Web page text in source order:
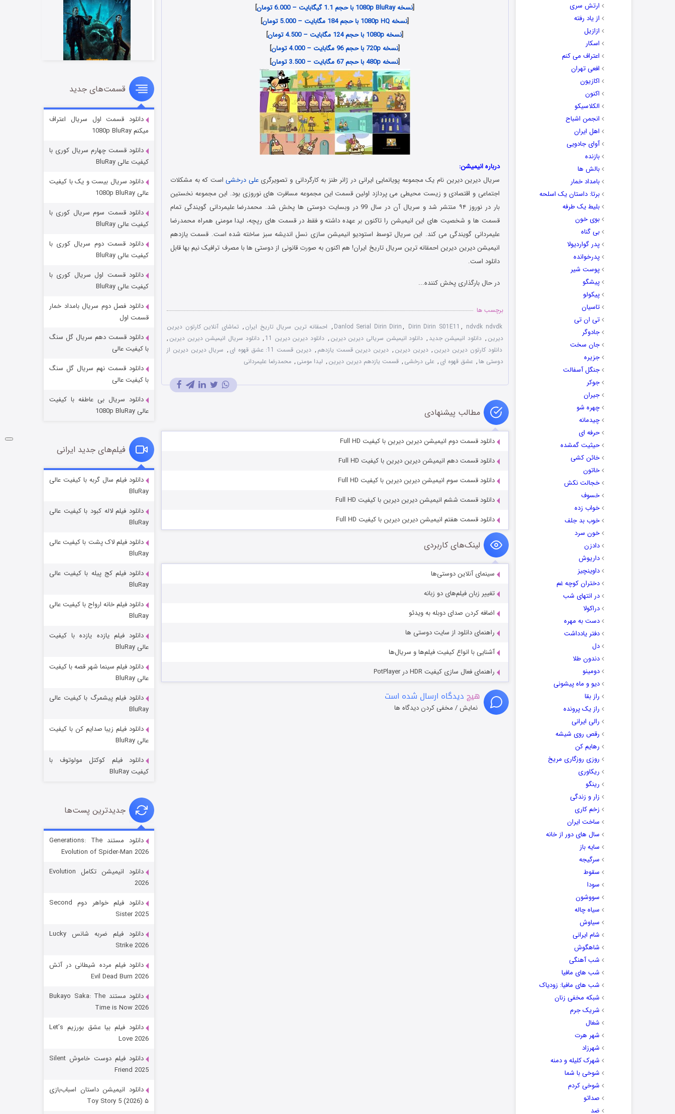
ارتش سری
از یاد رفته
ازازیل
اسکار
اعتراف می کنم
افعی تهران
اکازیون
اکنون
الکلاسیکو
انجمن اشباح
اهل ایران
آوای جادویی
بازنده
بالش ها
بامداد خمار
برتا: داستان یک اسلحه
بلیط یک‌‌ طرفه
بوی خون
بی گناه
پدر گواردیولا
پدرخوانده
پوست شیر
پیشگو
پیکولو
تاسیان
تی ان تی
جادوگر
جان سخت
جزیره
جنگل آسفالت
جوکر
جیران
چهره شو
چیدمانه
حرفه ای
حیثیت گمشده
خائن کشی
خاتون
خجالت نکش
خسوف
خواب زده
خوب بد جلف
خون سرد
دادزن
داریوش
داوینچیز
دختران کوچه غم
در انتهای شب
دراکولا
دست به مهره
دفتر یادداشت
دل
دندون طلا
دومینو
دیو و ماه پیشونی
راز بقا
راز یک پرونده
رالی ایرانی
رقص روی شیشه
رهایم کن
روزی روزگاری مریخ
ریکاوری
رینگو
زار و زندگی
زخم کاری
ساخت ایران
سال های دور از خانه
سایه باز
سرگیجه
سقوط
سودا
سووشون
سیاه چاله
سیاوش
شام ایرانی
شاهگوش
شب آهنگی
شب های مافیا
شب های مافیا: زودیاک
شبکه مخفی زنان
شریک جرم
شغال
شهر هرت
شهرزاد
شهرک کلیله و دمنه
شوخی با شما
شوخی کردم
صداتو
ضد
[نسخه 1080p BluRay با حجم 1.1 گیگابایت – 6.000 تومان
]
[نسخه 1080p HQ با حجم 184 مگابایت – 5.000 تومان
]
[نسخه 1080p با حجم 124 مگابایت – 4.500 تومان
]
[نسخه 720p با حجم 96 مگابایت – 4.000 تومان
]
[نسخه 480p با حجم 67 مگابایت – 3.500 تومان ]
درباره انیمیشن:
سریال دیرین دیرین نام یک مجموعه پویانمایی ایرانی در ژانر طنز به کارگردانی و تصویرگریعلی درخشیاست که به مشکلات
اجتماعی و اقتصادی و زیست محیطی می پردازد اولین قسمت این مجموعه مسافرت های نوروزی بود. این مجموعه نخستین
بار در نوروز ۹۴ منتشر شد و سریال آن در سال 99 در وبسایت دوستی ها پخش شد. محمدرضا علیمردانی گویندگی تمام
قسمت ها و شخصیت های این انیمیشن را تاکنون بر عهده داشته و فقط در قسمت های رپچه، لیدا مومنی همراه محمدرضا
علیمردانی گویندگی می کند. این سریال توسط استودیو انیمیشن سازی نسل اندیشه سبز ساخته شده است. قسمت یازدهم
انیمیشن دیرین دیرین احمقانه ترین سریال تاریخ ایران! هم اکنون به صورت قانونی از دوستی ها با مصرف ترافیک نیم بها قابل
دانلود است.
در حال بارگذاری پخش کننده...
برچسب ها
Danlod Serial Dirin Dirin, Dirin Dirin S01E11 , ndvdk ndvdk
, احمقانه ترین سریال تاریخ ایران , تماشای آنلاین کارتون دیرین
دیرین , دانلود انیمیشن جدید , دانلود انیمیشن سریالی دیرین دیرین , دانلود دیرین دیرین 11 , دانلود سریال انیمیشن دیرین دیرین ,
دانلود کارتون دیرین دیرین , دیرین دیرین , دیرین دیرین قسمت یازدهم , دیرین قسمت 11: عشق قهوه ای , سریال دیرین دیرین از
دوستی ها , عشق قهوه ای , علی درخشی , قسمت یازدهم دیرین دیرین , لیدا مومنی , محمدرضا علیمردانی
مطالب پیشنهادی
دانلود قسمت دوم انیمیشن دیرین دیرین با کیفیت Full HD
دانلود قسمت دهم انیمیشن دیرین دیرین با کیفیت Full HD
دانلود قسمت سوم انیمیشن دیرین دیرین با کیفیت Full HD
دانلود قسمت ششم انیمیشن دیرین دیرین با کیفیت Full HD
دانلود قسمت هفتم انیمیشن دیرین دیرین با کیفیت Full HD
لینک‌های کاربردی
سینمای آنلاین دوستی‌ها
تغییر زبان فیلم‌های دو زبانه
اضافه کردن صدای دوبله به ویدئو
راهنمای دانلود از سایت دوستی ها
آشنایی با انواع کیفیت فیلم‌ها و سریال‌ها
راهنمای فعال سازی کیفیت HDR در PotPlayer
هیچ دیدگاه ارسال شده است
نمایش / مخفی کردن دیدگاه ها
مردگان متحرک: شهر مرده ۳
قسمت۲ (زیرنویس) منتشر شد
شکست استوارت در نجات جهان
شوگر فصل ۲
قسمت ۷ (زیرنویس) منتشر شد
خاندان اژدها فصل ۳
قسمت
جادوگری در مغولستان
باب اسفنجی فصل ۱۷
قسمت
زیرزمین
قسمت۲ (دوبله)
قسمت‌های جدید
دانلود قسمت اول سریال اعتراف
میکنم 1080p BluRay
دانلود قسمت چهارم سریال کوری با
کیفیت عالی BluRay
دانلود سریال بیست و یک با کیفیت
عالی 1080p BluRay
دانلود قسمت سوم سریال کوری با
کیفیت عالی BluRay
دانلود قسمت دوم سریال کوری با
کیفیت عالی BluRay
دانلود قسمت اول سریال کوری با
کیفیت عالی BluRay
دانلود فصل دوم سریال بامداد خمار
قسمت اول
دانلود قسمت دهم سریال گل سنگ
با کیفیت عالی
دانلود قسمت نهم سریال گل سنگ
با کیفیت عالی
دانلود سریال بی عاطفه با کیفیت
عالی 1080p BluRay
فیلم‌های جدید ایرانی
دانلود فیلم سال گربه با کیفیت عالی
BluRay
دانلود فیلم لاله کبود با کیفیت عالی
BluRay
دانلود فیلم لاک پشت با کیفیت عالی
BluRay
دانلود فیلم کج‌ پیله با کیفیت عالی
BluRay
دانلود فیلم خانه ارواح با کیفیت عالی
BluRay
دانلود فیلم یازده یازده با کیفیت
عالی BluRay
دانلود فیلم سینما شهر قصه با کیفیت
عالی BluRay
دانلود فیلم پیشمرگ با کیفیت عالی
BluRay
دانلود فیلم زیبا صدایم کن با کیفیت
عالی BluRay
دانلود فیلم کوکتل مولوتوف با
کیفیت BluRay
جدیدترین پست‌ها
دانلود مستند Generations: The
Evolution of Spider-Man 2026
دانلود انیمیشن تکامل Evolution
2026
دانلود فیلم خواهر دوم Second
Sister 2025
دانلود فیلم ضربه شانس Lucky
Strike 2026
دانلود فیلم مرده شیطانی در آتش
Evil Dead Burn 2026
دانلود مستند Bukayo Saka: The
Time is Now 2026
دانلود فیلم بیا عشق بورزیم Let’s
Love 2026
دانلود فیلم دوست خاموش Silent
Friend 2025
دانلود انیمیشن داستان اسباب‌بازی
۵ Toy Story 5 (2026)